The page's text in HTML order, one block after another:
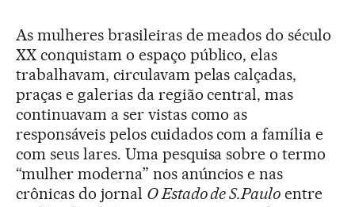
As mulheres brasileiras de meados do século
XX conquistam o espaço público, elas
trabalhavam, circulavam pelas calçadas,
praças e galerias da região central, mas
continuavam a ser vistas como as
responsáveis pelos cuidados com a família e
com seus lares. Uma pesquisa sobre o termo
“mulher moderna” nos anúncios e nas
crônicas do jornal O Estado de S.Paulo entre